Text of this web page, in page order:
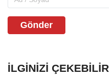
Gönder
İLGINIZI ÇEKEBILIR